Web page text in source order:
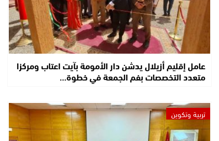
عامل إقليم أزيلال يدشن دار الأمومة بآيت اعتاب ومركزا
متعدد التخصصات بفم الجمعة في خطوة…
تربية وتكوين